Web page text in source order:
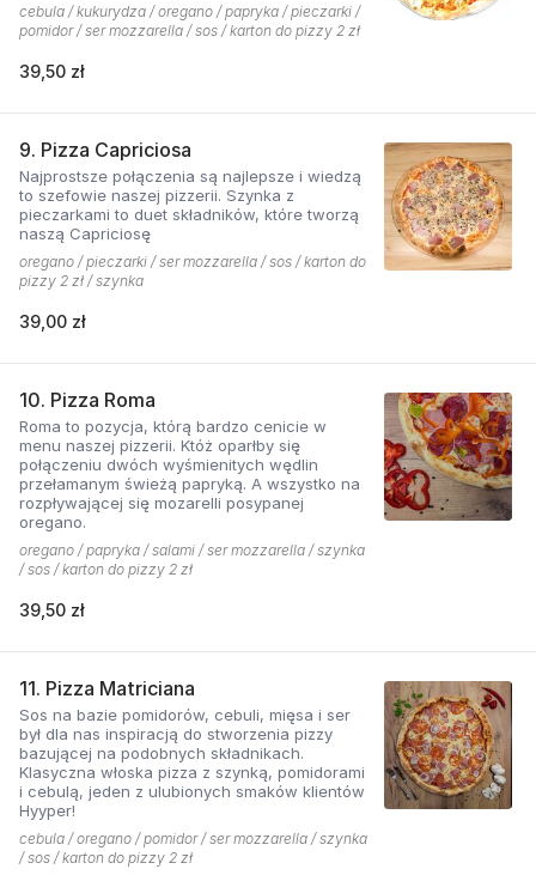
cebula / kukurydza / oregano / papryka / pieczarki /
pomidor / ser mozzarella / sos / karton do pizzy 2 zł
39,50 zł
9. Pizza Capriciosa
Najprostsze połączenia są najlepsze i wiedzą
to szefowie naszej pizzerii. Szynka z
pieczarkami to duet składników, które tworzą
naszą Capriciosę
oregano / pieczarki / ser mozzarella / sos / karton do
pizzy 2 zł / szynka
39,00 zł
10. Pizza Roma
Roma to pozycja, którą bardzo cenicie w
menu naszej pizzerii. Któż oparłby się
połączeniu dwóch wyśmienitych wędlin
przełamanym świeżą papryką. A wszystko na
rozpływającej się mozarelli posypanej
oregano.
oregano / papryka / salami / ser mozzarella / szynka
/ sos / karton do pizzy 2 zł
39,50 zł
11. Pizza Matriciana
Sos na bazie pomidorów, cebuli, mięsa i ser
był dla nas inspiracją do stworzenia pizzy
bazującej na podobnych składnikach.
Klasyczna włoska pizza z szynką, pomidorami
i cebulą, jeden z ulubionych smaków klientów
Hyyper!
cebula / oregano / pomidor / ser mozzarella / szynka
/ sos / karton do pizzy 2 zł